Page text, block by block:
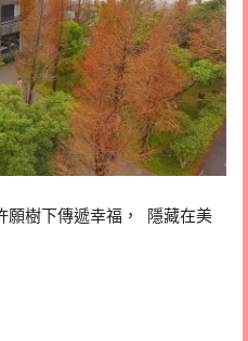
願樹下傳遞幸福， 隱藏在美